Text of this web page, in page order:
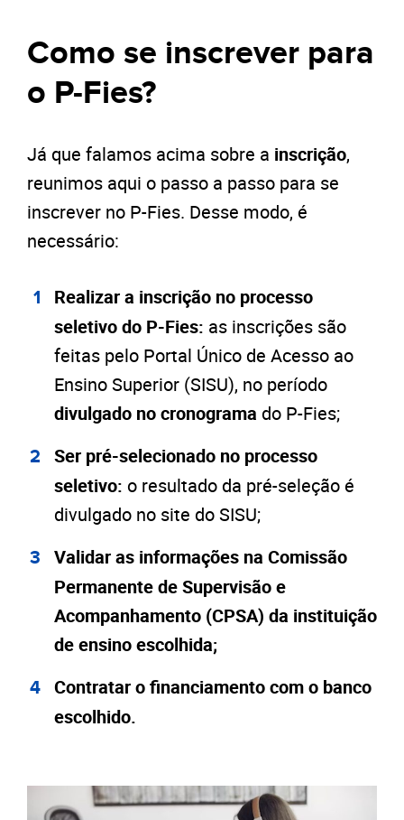
Como se inscrever para
o P-Fies?
Já que falamos acima sobre a inscrição,
reunimos aqui o passo a passo para se
inscrever no P-Fies. Desse modo, é
necessário:
Realizar a inscrição no processo
seletivo do P-Fies: as inscrições são
feitas pelo Portal Único de Acesso ao
Ensino Superior (SISU), no período
divulgado no cronograma do P-Fies;
Ser pré-selecionado no processo
seletivo: o resultado da pré-seleção é
divulgado no site do SISU;
Validar as informações na Comissão
Permanente de Supervisão e
Acompanhamento (CPSA) da instituição
de ensino escolhida;
Contratar o financiamento com o banco
escolhido.